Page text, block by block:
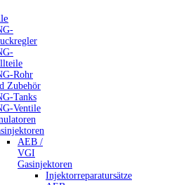
Rohr
Zubehör
Tanks
Ventile
AEB /
VGI
Gasinjektoren
Injektorreparatursätze